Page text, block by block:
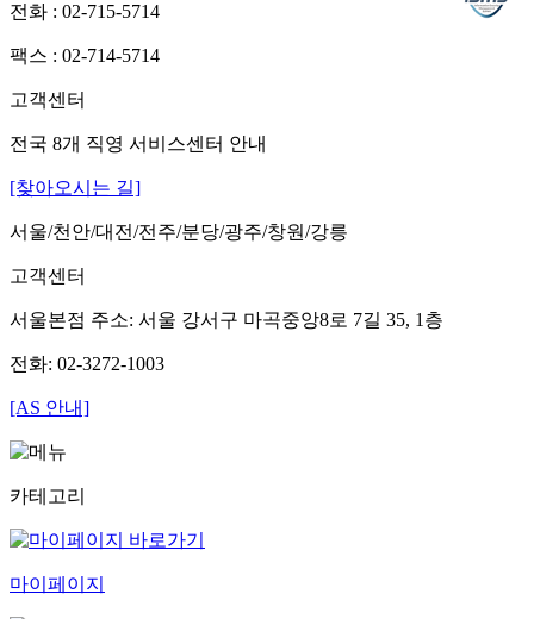
전화 : 02-715-5714
팩스 : 02-714-5714
고객센터
전국 8개 직영 서비스센터 안내
[찾아오시는 길]
서울/천안/대전/전주/분당/광주/창원/강릉
고객센터
서울본점 주소: 서울 강서구 마곡중앙8로 7길 35, 1층
전화: 02-3272-1003
[AS 안내]
카테고리
마이페이지